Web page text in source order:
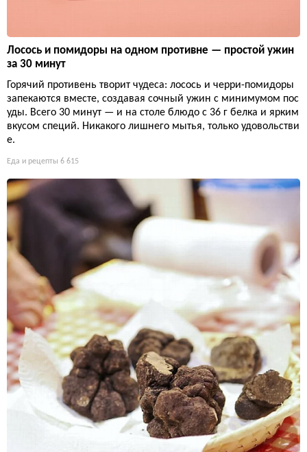
Лосось и помидоры на одном противне — простой ужин
за 30 минут
Горячий противень творит чудеса: лосось и черри-помидоры
запекаются вместе, создавая сочный ужин с минимумом пос
уды. Всего 30 минут — и на столе блюдо с 36 г белка и ярким
вкусом специй. Никакого лишнего мытья, только удовольстви
е.
Еда и рецепты 6 615